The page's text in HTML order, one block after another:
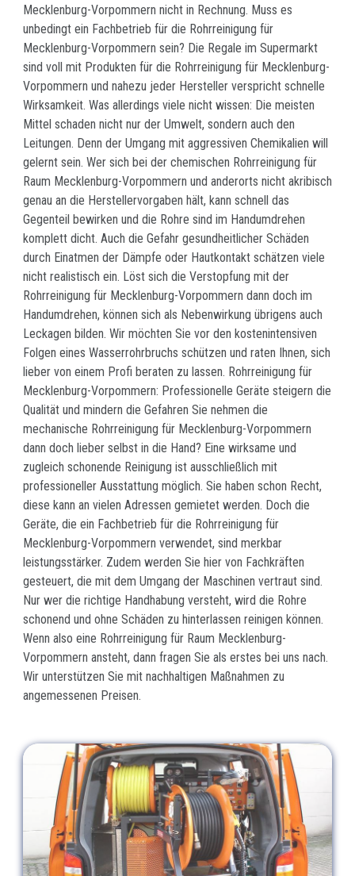
Mecklenburg-Vorpommern nicht in Rechnung. Muss es
unbedingt ein Fachbetrieb für die Rohrreinigung für
Mecklenburg-Vorpommern sein? Die Regale im Supermarkt
sind voll mit Produkten für die Rohrreinigung für Mecklenburg-
Vorpommern und nahezu jeder Hersteller verspricht schnelle
Wirksamkeit. Was allerdings viele nicht wissen: Die meisten
Mittel schaden nicht nur der Umwelt, sondern auch den
Leitungen. Denn der Umgang mit aggressiven Chemikalien will
gelernt sein. Wer sich bei der chemischen Rohrreinigung für
Raum Mecklenburg-Vorpommern und anderorts nicht akribisch
genau an die Herstellervorgaben hält, kann schnell das
Gegenteil bewirken und die Rohre sind im Handumdrehen
komplett dicht. Auch die Gefahr gesundheitlicher Schäden
durch Einatmen der Dämpfe oder Hautkontakt schätzen viele
nicht realistisch ein. Löst sich die Verstopfung mit der
Rohrreinigung für Mecklenburg-Vorpommern dann doch im
Handumdrehen, können sich als Nebenwirkung übrigens auch
Leckagen bilden. Wir möchten Sie vor den kostenintensiven
Folgen eines Wasserrohrbruchs schützen und raten Ihnen, sich
lieber von einem Profi beraten zu lassen. Rohrreinigung für
Mecklenburg-Vorpommern: Professionelle Geräte steigern die
Qualität und mindern die Gefahren Sie nehmen die
mechanische Rohrreinigung für Mecklenburg-Vorpommern
dann doch lieber selbst in die Hand? Eine wirksame und
zugleich schonende Reinigung ist ausschließlich mit
professioneller Ausstattung möglich. Sie haben schon Recht,
diese kann an vielen Adressen gemietet werden. Doch die
Geräte, die ein Fachbetrieb für die Rohrreinigung für
Mecklenburg-Vorpommern verwendet, sind merkbar
leistungsstärker. Zudem werden Sie hier von Fachkräften
gesteuert, die mit dem Umgang der Maschinen vertraut sind.
Nur wer die richtige Handhabung versteht, wird die Rohre
schonend und ohne Schäden zu hinterlassen reinigen können.
Wenn also eine Rohrreinigung für Raum Mecklenburg-
Vorpommern ansteht, dann fragen Sie als erstes bei uns nach.
Wir unterstützen Sie mit nachhaltigen Maßnahmen zu
angemessenen Preisen.